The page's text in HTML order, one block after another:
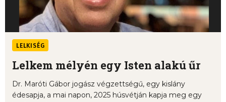
LELKISÉG
Lelkem mélyén egy Isten alakú űr
Dr. Maróti Gábor jogász végzettségű, egy kislány
édesapja, a mai napon, 2025 húsvétján kapja meg egy